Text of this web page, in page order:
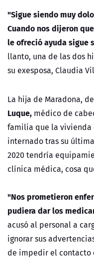
"Sigue siendo muy
Cuando nos dijeron
le ofreció ayuda sigue
llanto, una de las dos
su exesposa, Claudia
La hija de Maradona,
Luque, médico de
familia que la
internado tras su
2020 tendría
clínica médica, cosa
"Nos prometieron
pudiera dar los
acusó al personal a
ignorar sus
de impedir el contacto